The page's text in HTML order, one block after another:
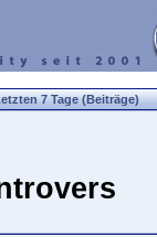
7 Tage (Beiträge)